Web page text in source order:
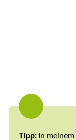
Tipp:In meinem